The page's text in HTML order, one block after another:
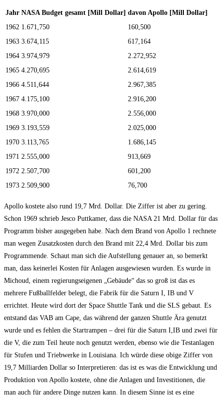
Jahr NASA Budget gesamt [Mill Dollar] davon Apollo [Mill Dollar]
1962 1.671,750
160,500
1963 3.674,115
617,164
1964 3.974,979
2.272,952
1965 4.270,695
2.614,619
1966 4.511,644
2.967,385
1967 4.175,100
2.916,200
1968 3.970,000
2.556,000
1969 3.193,559
2.025,000
1970 3.113,765
1.686,145
1971 2.555,000
913,669
1972 2.507,700
601,200
1973 2.509,900 76,700
Apollo kostete also rund 19,7 Mrd. Dollar. Die Ziffer ist aber zu gering.
Schon 1969 schrieb Jesco Puttkamer, dass die NASA 21 Mrd. Dollar für das
Programm bisher ausgegeben habe. Nach dem Brand von Apollo 1 rechnete
man wegen Zusatzkosten durch den Brand mit 22,4 Mrd. Dollar bis zum
Programmende. Schaut man sich die Aufstellung genauer an, so bemerkt
man, dass keinerlei Kosten für Anlagen ausgewiesen wurden. Es wurde in
Michoud, einem regierungseigenen „Gebäude“ das so groß ist das es
mehrere Fußballfelder belegt, die Fabrik für die Saturn I, IB und V
errichtet. Heute wird dort der Space Shuttle Tank und die SLS gebaut. Es
entstand das VAB am Cape, das während der ganzen Shuttle Ära genutzt
wurde und es fehlen die Startrampen – drei für die Saturn I,IB und zwei für
die V, die zum Teil heute noch genutzt werden, ebenso wie die Testanlagen
für Stufen und Triebwerke in Louisiana. Ich würde diese obige Ziffer von
19,7 Milliarden Dollar so Interpretieren: das ist es was die Entwicklung und
Produktion von Apollo kostete, ohne die Anlagen und Investitionen, die
man auch für andere Dinge nutzen kann. In diesem Sinne ist es eine